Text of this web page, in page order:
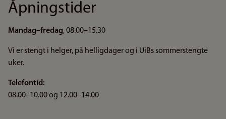
Åpningstider
Mandag–fredag, 08.00–15.30
Vi er stengt i helger, på helligdager og i UiBs sommerstengte
uker.
Telefontid:
08.00–10.00 og 12.00–14.00